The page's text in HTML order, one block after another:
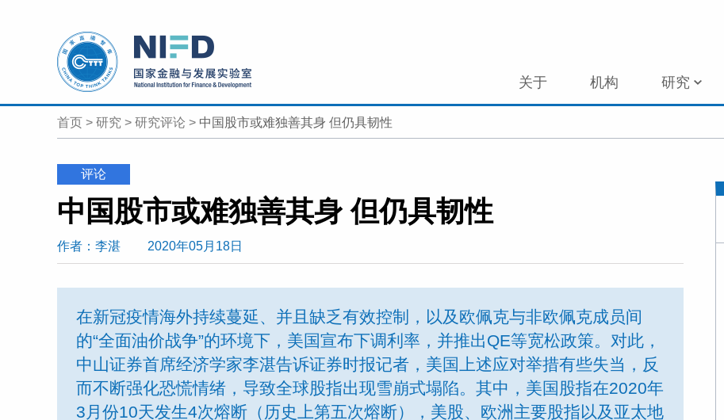
关于 机构 研究
首页 > 研究 > 研究评论 > 中国股市或难独善其身 但仍具韧性
评论
中国股市或难独善其身 但仍具韧性
作者 ：李湛 2020年05月18日
在新冠疫情海外持续蔓延、并且缺乏有效控制，以及欧佩克与非欧佩克成员间
的“全面油价战争”的环境下，美国宣布下调利率，并推出QE等宽松政策。对此，
中山证券首席经济学家李湛告诉证券时报记者，美国上述应对举措有些失当，反
而不断强化恐慌情绪，导致全球股指出现雪崩式塌陷。其中，美国股指在2020年
3月份10天发生4次熔断（历史上第五次熔断），美股、欧洲主要股指以及亚太地